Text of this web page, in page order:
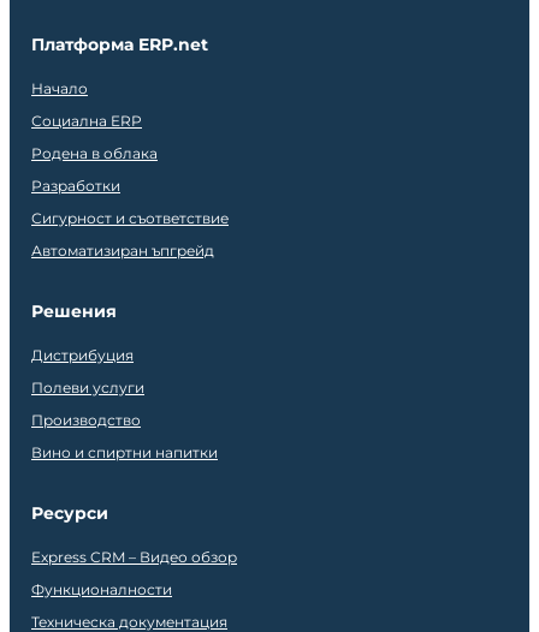
Платформа ERP.net
Начало
Социална ERP
Родена в облака
Разработки
Сигурност и съответствие
Автоматизиран ъпгрейд
Решения
Дистрибуция
Полеви услуги
Производство
Вино и спиртни напитки
Ресурси
Express CRM – Видео обзор
Функционалности
Техническа документация